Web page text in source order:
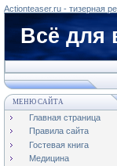
Actionteaser.ru - тизерная
Всё для
МЕНЮ САЙТА
Главная страница
Правила сайта
Гостевая книга
Медицина